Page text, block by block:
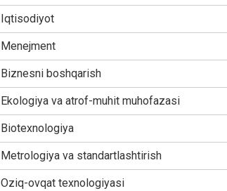
Iqtisodiyot
Menejment
Biznesni boshqarish
Ekologiya va atrof-muhit muhofazasi
Biotexnologiya
Metrologiya va standartlashtirish
Oziq-ovqat texnologiyasi